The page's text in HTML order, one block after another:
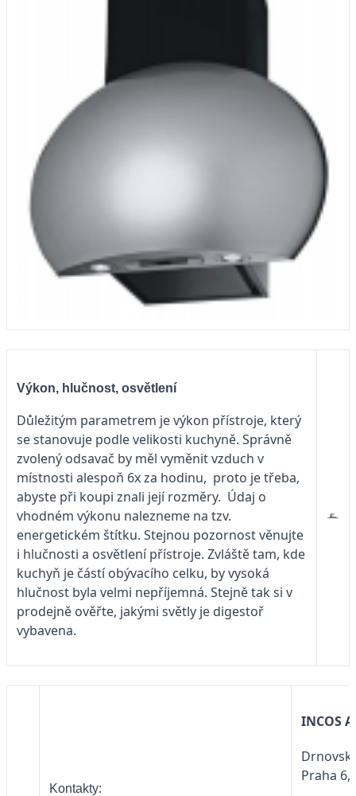
Výkon, hlučnost, osvětlení
Důležitým parametrem je výkon přístroje, který
se stanovuje podle velikosti kuchyně. Správně
zvolený odsavač by měl vyměnit vzduch v
místnosti alespoň 6x za hodinu, proto je třeba,
abyste při koupi znali její rozměry. Údaj o
vhodném výkonu nalezneme na tzv.
energetickém štítku. Stejnou pozornost věnujte
i hlučnosti a osvětlení přístroje. Zvláště tam, kde
kuchyň je částí obývacího celku, by vysoká
hlučnost byla velmi nepříjemná. Stejně tak si v
prodejně ověřte, jakými světly je digestoř
vybavena.
Kontakty:
INCOS
Praha 6,